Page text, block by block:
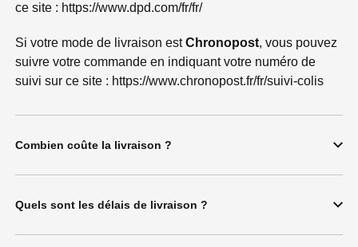
ce site : https://www.dpd.com/fr/fr/
Si votre mode de livraison estChronopost, vous pouvez
suivre votre commande en indiquant votre numéro de
suivi sur ce site : https://www.chronopost.fr/fr/suivi-colis
Combien coûte la livraison ?
Quels sont les délais de livraison ?